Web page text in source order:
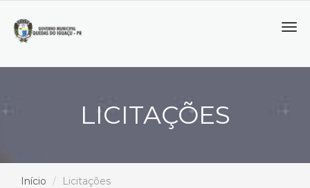
LICITAÇÕES
Início Licitações